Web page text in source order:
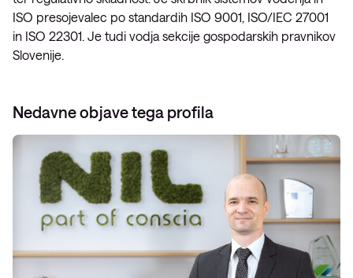
ISO presojevalec po standardih ISO 9001, ISO/IEC 27001
in ISO 22301. Je tudi vodja sekcije gospodarskih pravnikov
Slovenije.
Nedavne objave tega profila